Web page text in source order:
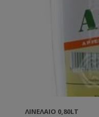
ΛΙΝΈΛΑΙΟ 0,80LT